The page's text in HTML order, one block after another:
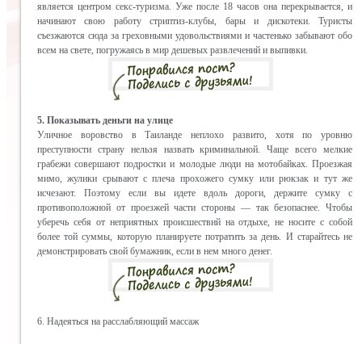
является центром секс-туризма. Уже после 18 часов она перекрывается, и
начинают свою работу стриптиз-клубы, бары и дискотеки. Туристы
съезжаются сюда за греховными удовольствиями и частенько забывают обо
всем на свете, погружаясь в мир дешевых развлечений и выпивки.
5. Показывать деньги на улице
Уличное воровство в Таиланде неплохо развито, хотя по уровню
преступности страну нельзя назвать криминальной. Чаще всего мелкие
грабежи совершают подростки и молодые люди на мотобайках. Проезжая
мимо, жулики срывают с плеча прохожего сумку или рюкзак и тут же
исчезают. Поэтому если вы идете вдоль дороги, держите сумку с
противоположной от проезжей части стороны — так безопаснее. Чтобы
уберечь себя от неприятных происшествий на отдыхе, не носите с собой
более той суммы, которую планируете потратить за день. И старайтесь не
демонстрировать свой бумажник, если в нем много денег.
6. Надеяться на расслабляющий массаж